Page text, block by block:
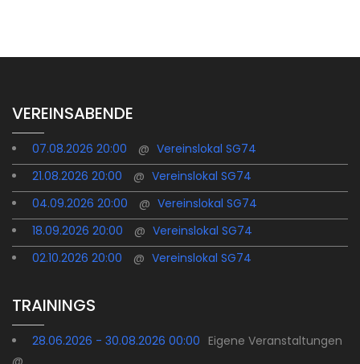
VEREINSABENDE
07.08.2026 20:00 @ Vereinslokal SG74
21.08.2026 20:00
@ Vereinslokal SG74
04.09.2026 20:00
@ Vereinslokal SG74
18.09.2026 20:00
@ Vereinslokal SG74
02.10.2026 20:00
@ Vereinslokal SG74
TRAININGS
28.06.2026 - 30.08.2026 00:00 Eigene Veranstaltungen
@